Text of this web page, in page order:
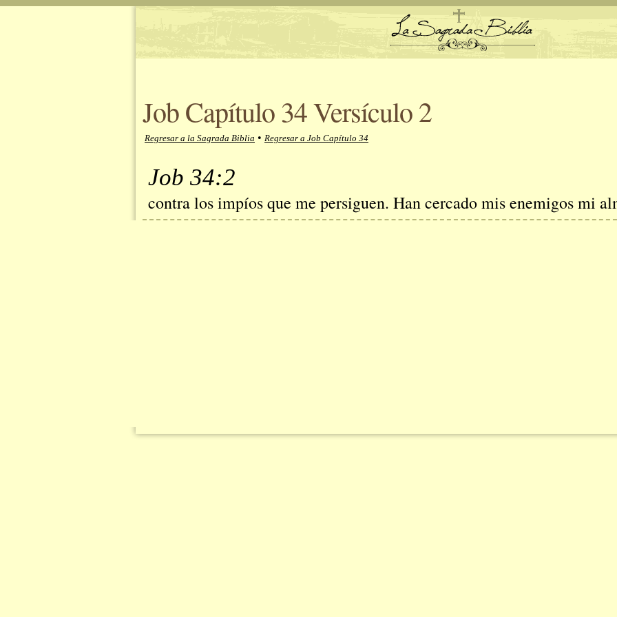
Job Capítulo 34 Versículo 2
Regresar a la Sagrada Biblia • Regresar a Job Capítulo 34
Job 34:2
contra los impíos que me persiguen. Han cercado mis enemigos mi